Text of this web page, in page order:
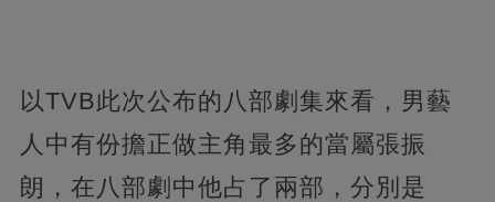
以TVB此次公布的八部劇集來看，男藝
人中有份擔正做主角最多的當屬張振
朗，在八部劇中他占了兩部，分別是